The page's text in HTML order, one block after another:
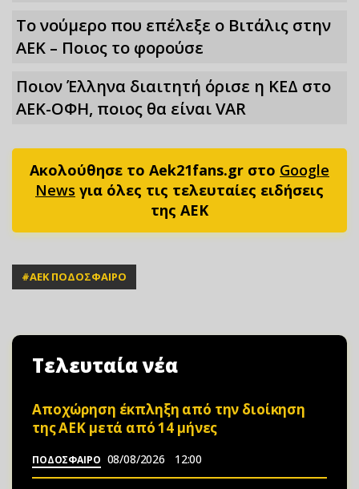
Το νούμερο που επέλεξε ο Βιτάλις στην
ΑΕΚ – Ποιος το φορούσε
Ποιον Έλληνα διαιτητή όρισε η ΚΕΔ στο
ΑΕΚ-ΟΦΗ, ποιος θα είναι VAR
Ακολούθησε το Aek21fans.gr στο Google
News για όλες τις τελευταίες ειδήσεις
της ΑΕΚ
#ΑΕΚ ΠΟΔΟΣΦΑΙΡΟ
Τελευταία νέα
Αποχώρηση έκπληξη από την διοίκηση
της ΑΕΚ μετά από 14 μήνες
ΠΟΔΟΣΦΑΙΡΟ 08/08/2026 12:00